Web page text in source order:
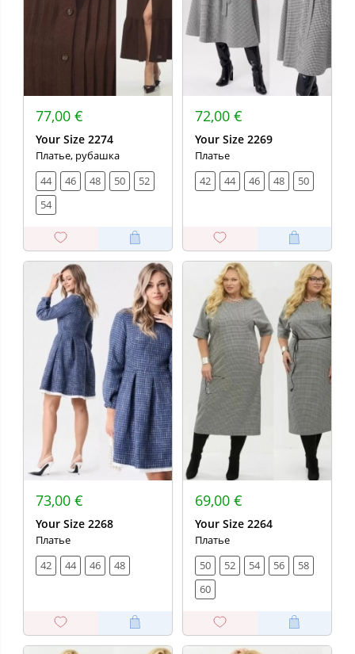
77,00 €
Your Size 2274
Платье, рубашка
44
46 48 50
52
54
72,00 €
Your Size 2269
Платье
42
44 46 48 50
73,00 €
Your Size 2268
Платье
42
44 46 48
69,00 €
Your Size 2264
Платье
50
52 54 56
58
60